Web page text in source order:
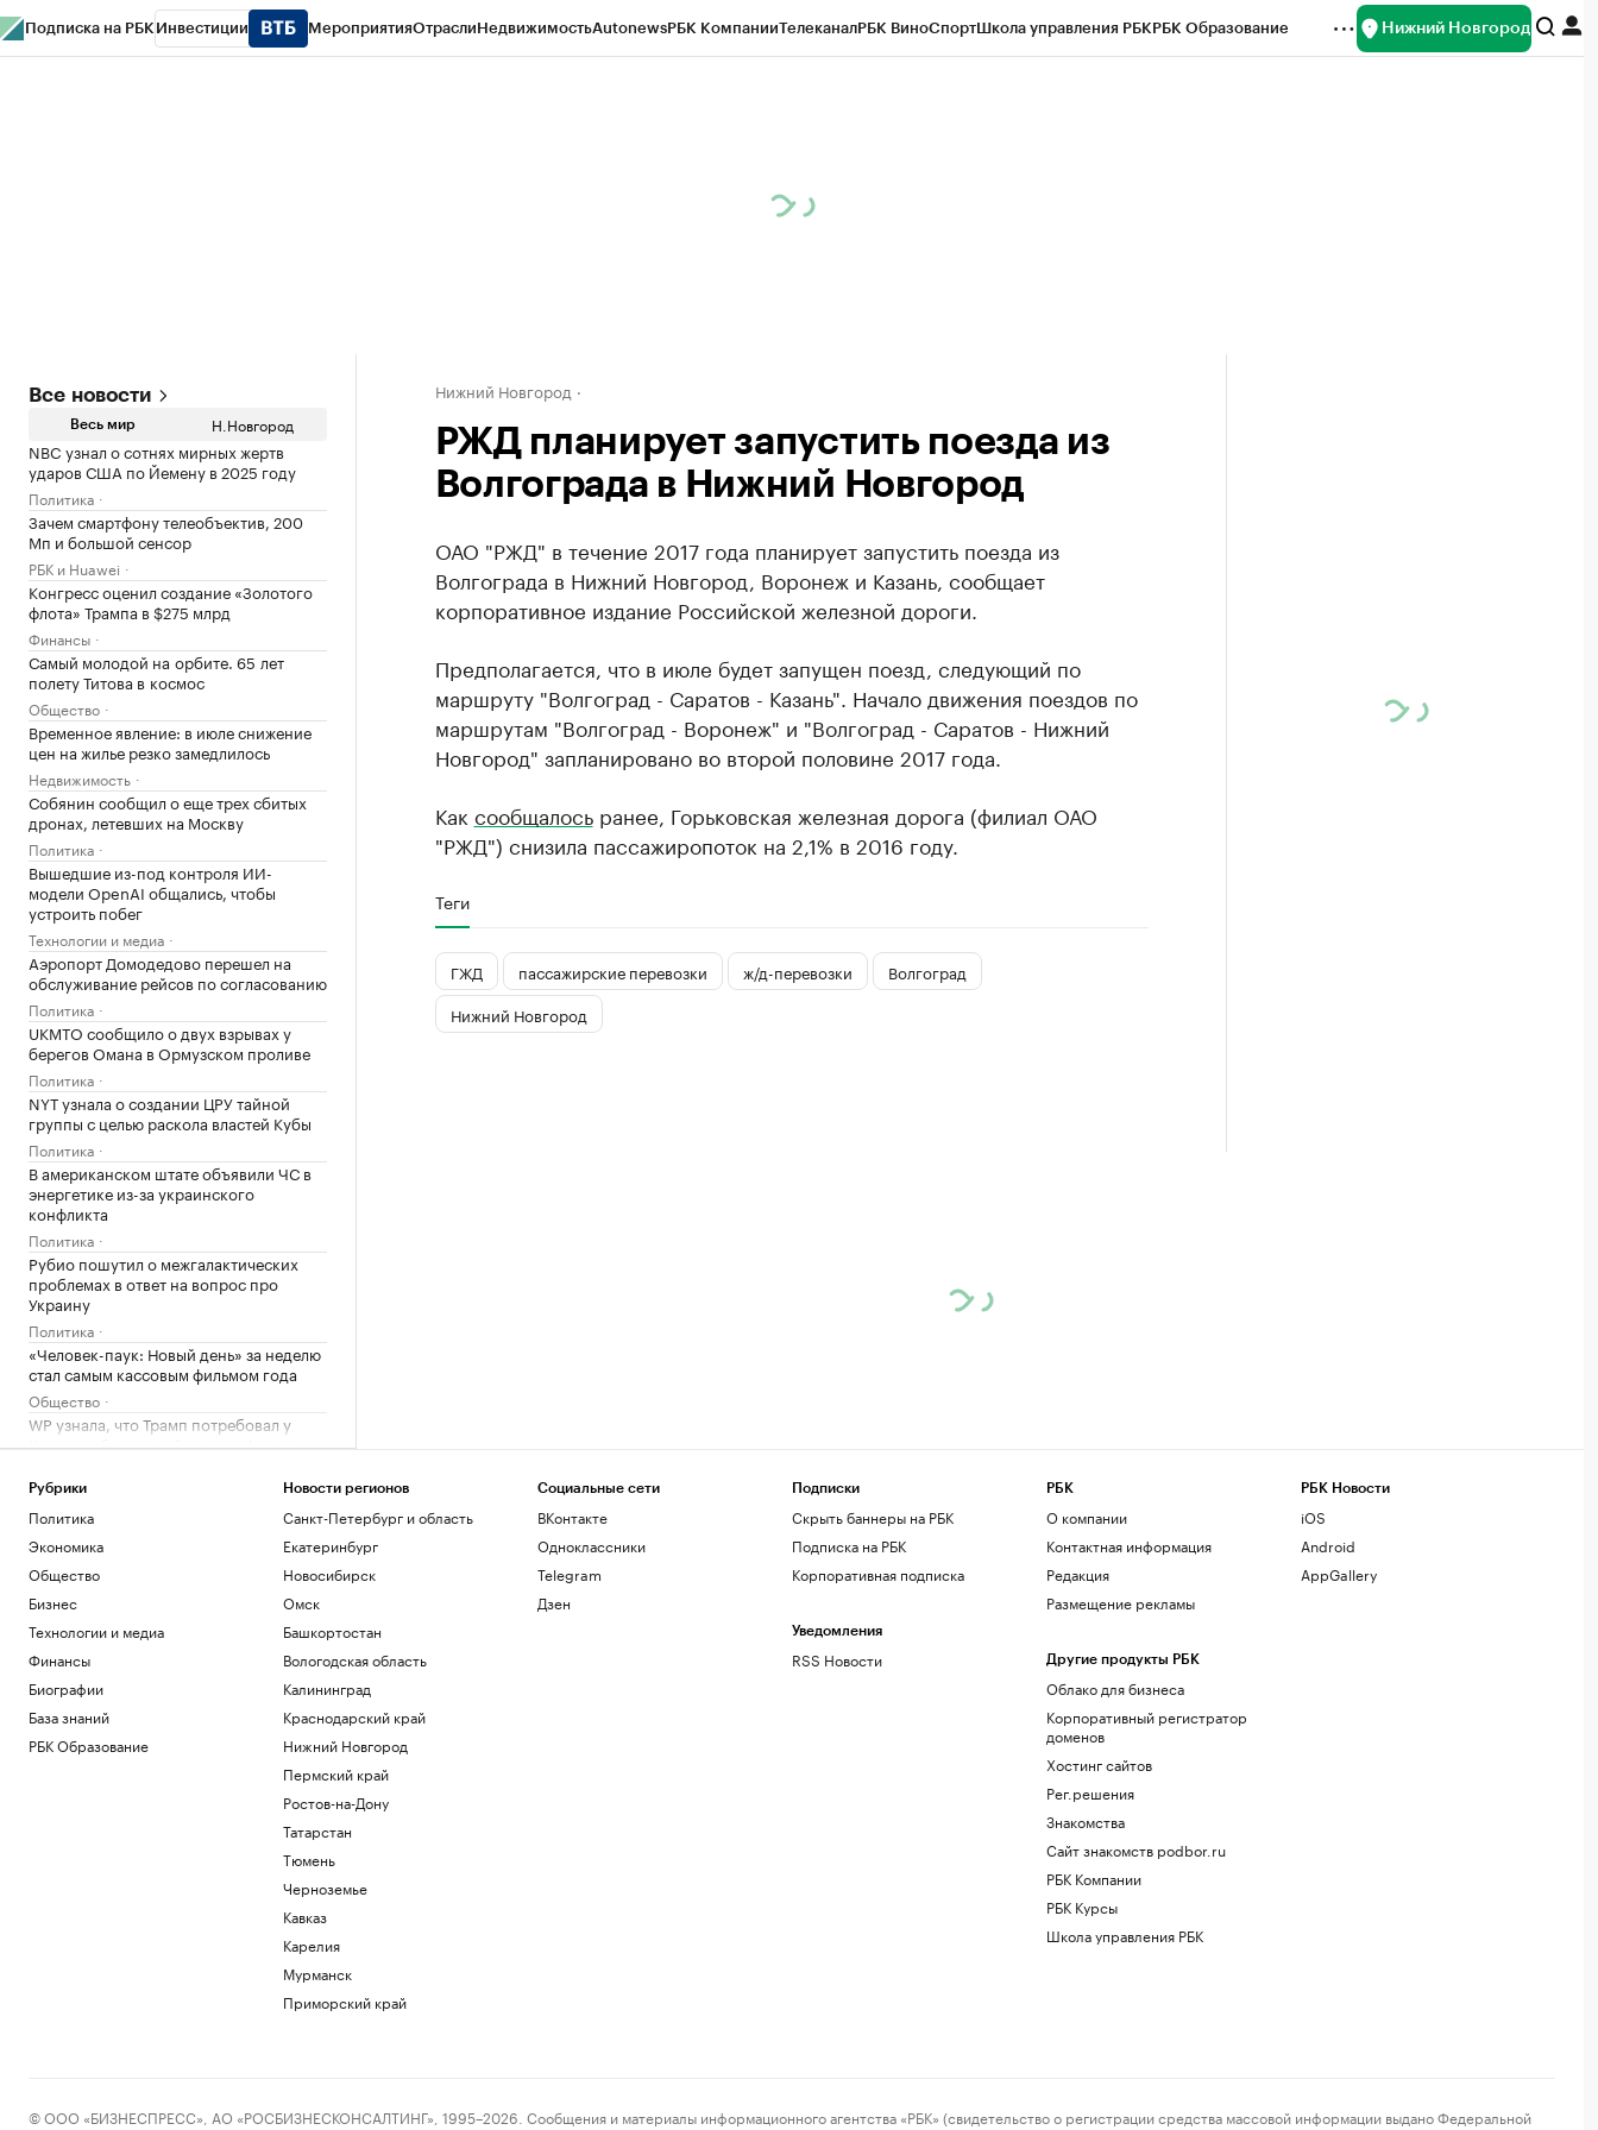
Подписка на РБК Инвестиции МероприятияОтраслиНедвижимостьAutonewsРБК КомпанииТелеканалРБК ВиноСпортШкола управления РБКРБК Образование Нижний Новгород
Все новости
Весь мир Н.Новгород
NBC узнал о сотнях мирных жертв
ударов США по Йемену в 2025 году
Политика
Зачем смартфону телеобъектив, 200
Мп и большой сенсор
РБК и Huawei
Конгресс оценил создание «Золотого
флота» Трампа в $275 млрд
Финансы
Самый молодой на орбите. 65 лет
полету Титова в космос
Общество
Временное явление: в июле снижение
цен на жилье резко замедлилось
Недвижимость
Собянин сообщил о еще трех сбитых
дронах, летевших на Москву
Политика
Вышедшие из-под контроля ИИ-
модели OpenAI общались, чтобы
устроить побег
Технологии и медиа
Аэропорт Домодедово перешел на
обслуживание рейсов по согласованию
Политика
UKMTO сообщило о двух взрывах у
берегов Омана в Ормузском проливе
Политика
NYT узнала о создании ЦРУ тайной
группы с целью раскола властей Кубы
Политика
В американском штате объявили ЧС в
энергетике из-за украинского
конфликта
Политика
Рубио пошутил о межгалактических
проблемах в ответ на вопрос про
Украину
Политика
«Человек-паук: Новый день» за неделю
стал самым кассовым фильмом года
Общество
WP узнала, что Трамп потребовал у
Хегсета объяснений из-за дефицита
Политика
«ЕП» узнала, что Залужного не пустили
Политика
Ярославский губернатор сообщил о
перекрытии трассы на Москву из-за
атаки
Политика
Мирный житель и боец «Орлана»
ранены при атаке на Белгородскую
область
Политика
Трамп объяснил, почему предпочитает
Киев раскрыл «колоссальную сумму»
бюджетной помощи от Запада с 2022
Число закрытых за ночь российских
Нижний Новгород
РЖД планирует запустить поезда из
Волгограда в Нижний Новгород
ОАО "РЖД" в течение 2017 года планирует запустить поезда из
Волгограда в Нижний Новгород, Воронеж и Казань, сообщает
корпоративное издание Российской железной дороги.
Предполагается, что в июле будет запущен поезд, следующий по
маршруту "Волгоград - Саратов - Казань". Начало движения поездов по
маршрутам "Волгоград - Воронеж" и "Волгоград - Саратов - Нижний
Новгород" запланировано во второй половине 2017 года.
Как сообщалосьранее, Горьковская железная дорога (филиал ОАО
"РЖД") снизила пассажиропоток на 2,1% в 2016 году.
Теги
ГЖД пассажирские перевозки ж/д-перевозки
Волгоград
Нижний Новгород
Рубрики
Политика
Экономика
Общество
Бизнес
Технологии и медиа
Финансы
Биографии
База знаний
РБК Образование
Новости регионов
Санкт-Петербург и область
Екатеринбург
Новосибирск
Омск
Башкортостан
Вологодская область
Калининград
Краснодарский край
Нижний Новгород
Пермский край
Ростов-на-Дону
Татарстан
Тюмень
Черноземье
Кавказ
Карелия
Мурманск
Приморский край
Социальные сети
ВКонтакте
Одноклассники
Telegram
Дзен
Подписки
Скрыть баннеры на РБК
Подписка на РБК
Корпоративная подписка
Уведомления
RSS Новости
РБК
О компании
Контактная информация
Редакция
Размещение рекламы
Другие продукты РБК
Облако для бизнеса
Корпоративный регистратор
доменов
Хостинг сайтов
Рег.решения
Знакомства
Сайт знакомств podbor.ru
РБК Компании
РБК Курсы
Школа управления РБК
РБК Новости
iOS
Android
AppGallery
© ООО «БИЗНЕСПРЕСС», АО «РОСБИЗНЕСКОНСАЛТИНГ», 1995–2026. Сообщения и материалы информационного агентства «РБК» (свидетельство о регистрации средства массовой информации выдано Федеральной